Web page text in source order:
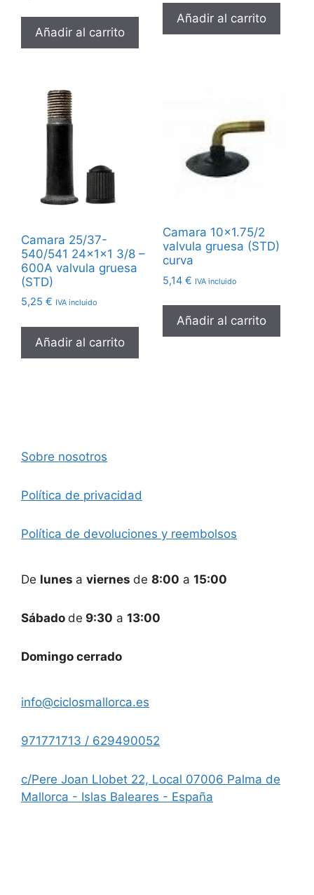
Añadir al carrito
Añadir al carrito
Camara 25/37-
540/541 24x1x1 3/8 –
600A valvula gruesa
(STD)
5,25 € IVA incluido
Añadir al carrito
Camara 10×1.75/2
valvula gruesa (STD)
curva
5,14 € IVA incluido
Añadir al carrito
Sobre nosotros
Política de privacidad
Política de devoluciones y reembolsos
De lunes a viernes de 8:00 a 15:00
Sábado de 9:30 a 13:00
Domingo cerrado
info@ciclosmallorca.es
971771713 / 629490052
c/Pere Joan Llobet 22, Local 07006 Palma de
Mallorca - Islas Baleares - España